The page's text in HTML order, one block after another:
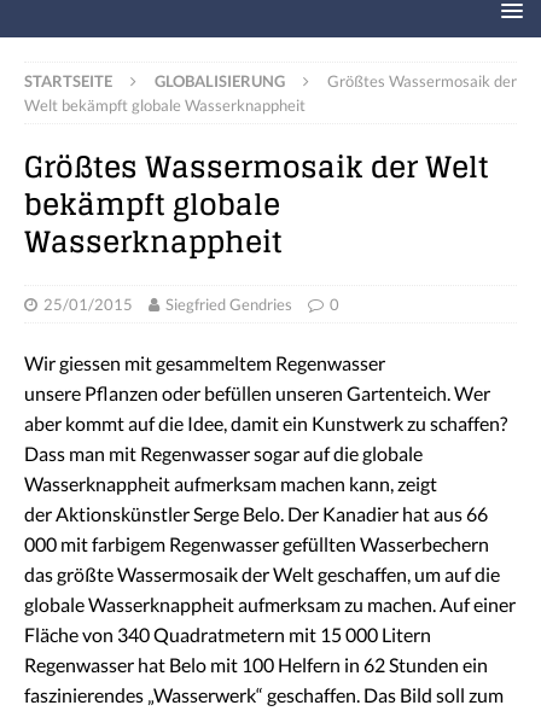
STARTSEITE GLOBALISIERUNG
Größtes Wassermosaik der
Welt bekämpft globale Wasserknappheit
Größtes Wassermosaik der Welt
bekämpft globale
Wasserknappheit
25/01/2015 Siegfried Gendries 0
Wir giessen mit gesammeltem Regenwasser
unsere Pflanzen oder befüllen unseren Gartenteich. Wer
aber kommt auf die Idee, damit ein Kunstwerk zu schaffen?
Dass man mit Regenwasser sogar auf die globale
Wasserknappheit aufmerksam machen kann, zeigt
der Aktionskünstler Serge Belo. Der Kanadier hat aus 66
000 mit farbigem Regenwasser gefüllten Wasserbechern
das größte Wassermosaik der Welt geschaffen, um auf die
globale Wasserknappheit aufmerksam zu machen. Auf einer
Fläche von 340 Quadratmetern mit 15 000 Litern
Regenwasser hat Belo mit 100 Helfern in 62 Stunden ein
faszinierendes „Wasserwerk“ geschaffen. Das Bild soll zum